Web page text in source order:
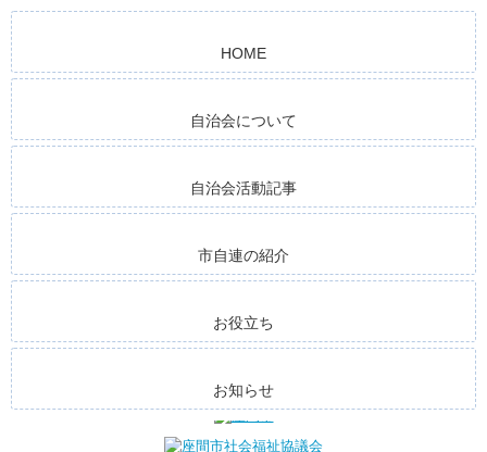
令和5年1月 相模野小避難所開設訓練
HOME
自治会について
自治会活動記事
市自連の紹介
お役立ち
お知らせ
リンク